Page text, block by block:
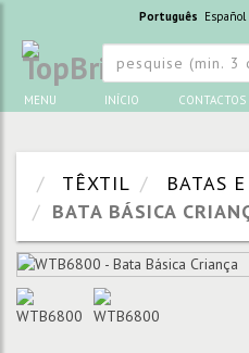
Português Español
MENU INÍCIO CONTACTOS
TÊXTIL
BATAS
BATA BÁSICA